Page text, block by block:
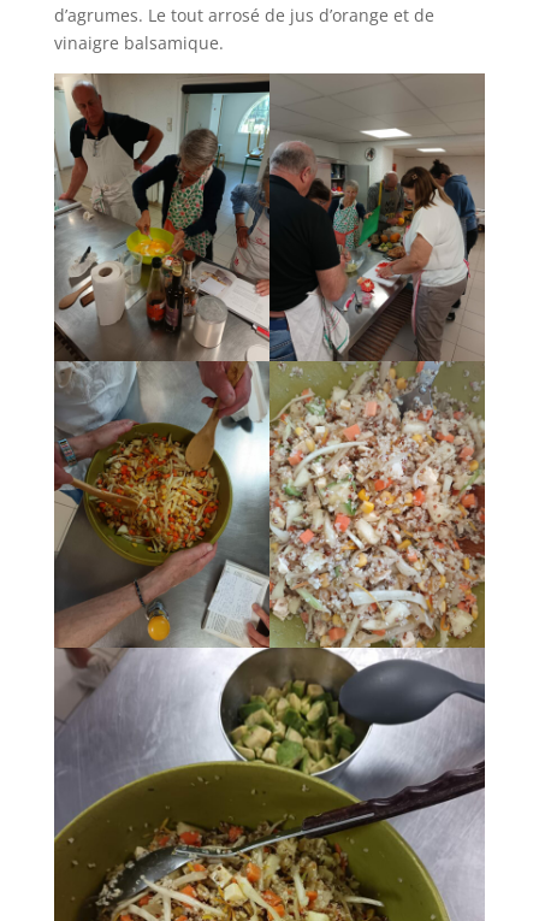
d’agrumes. Le tout arrosé de jus d’orange et de
vinaigre balsamique.